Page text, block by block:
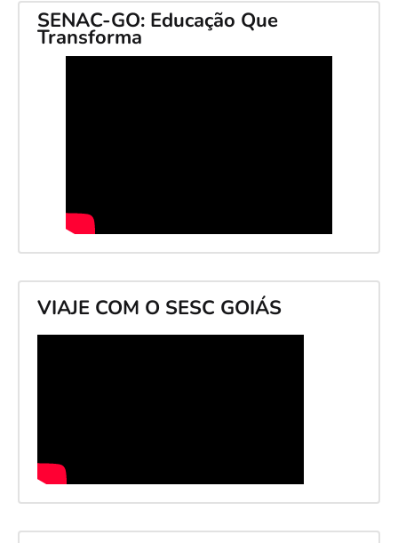
SENAC-GO: Educação Que
Transforma
VIAJE COM O SESC GOIÁS